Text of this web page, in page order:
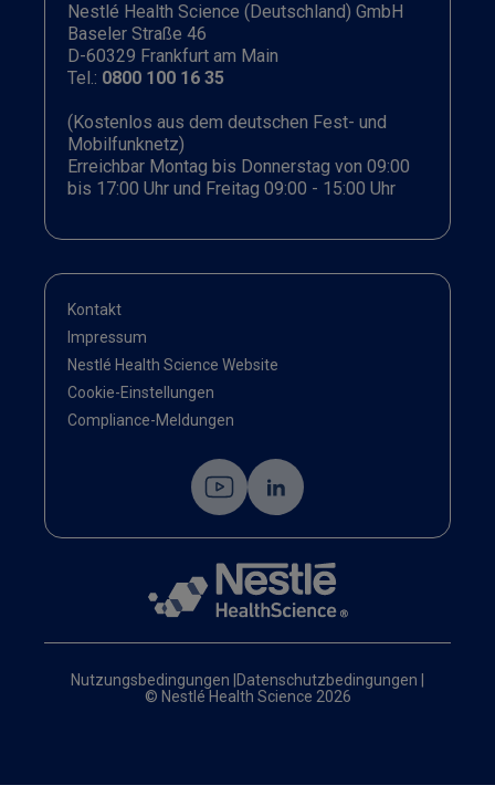
Nestlé Health Science (Deutschland) GmbH
Baseler Straße 46
D-60329 Frankfurt am Main
Tel.: 0800 100 16 35
(Kostenlos aus dem deutschen Fest- und
Mobilfunknetz)
Erreichbar Montag bis Donnerstag von 09:00
bis 17:00 Uhr und Freitag 09:00 - 15:00 Uhr
Kontakt
Impressum
Nestlé Health Science Website
Cookie-Einstellungen
Compliance-Meldungen
Nutzungsbedingungen Datenschutzbedingungen
© Nestlé Health Science 2026